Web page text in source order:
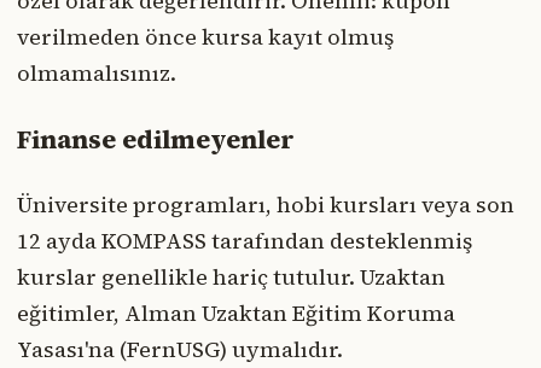
verilmeden önce kursa kayıt olmuş
olmamalısınız.
Finanse edilmeyenler
Üniversite programları, hobi kursları veya son
12 ayda KOMPASS tarafından desteklenmiş
kurslar genellikle hariç tutulur. Uzaktan
eğitimler, Alman Uzaktan Eğitim Koruma
Yasası'na (FernUSG) uymalıdır.